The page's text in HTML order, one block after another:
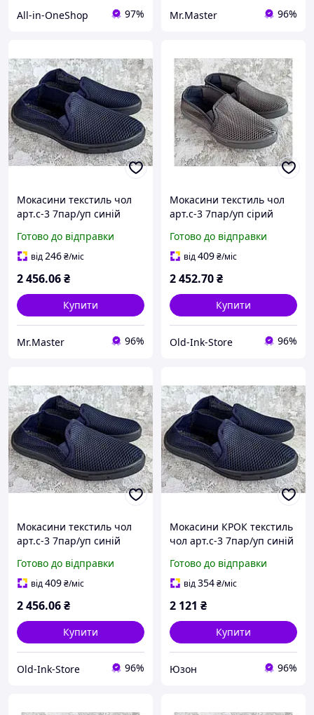
All-in-OneShop 97% Mr.Master 96%
Мокасини текстиль чол
арт.с-3 7пар/уп синій
Готово до відправки
від246₴/міс
2 456.06₴
Купити
Mr.Master 96%
Мокасини текстиль чол
арт.с-3 7пар/уп сірий
Готово до відправки
від409₴/міс
2 452.70₴
Купити
Old-Ink-Store 96%
Мокасини текстиль чол
арт.с-3 7пар/уп синій
Готово до відправки
від409₴/міс
2 456.06₴
Купити
Old-Ink-Store 96%
Мокасини КРОК текстиль
чол арт.с-3 7пар/уп синій
Готово до відправки
від354₴/міс
2 121 ₴
Купити
Юзон 96%